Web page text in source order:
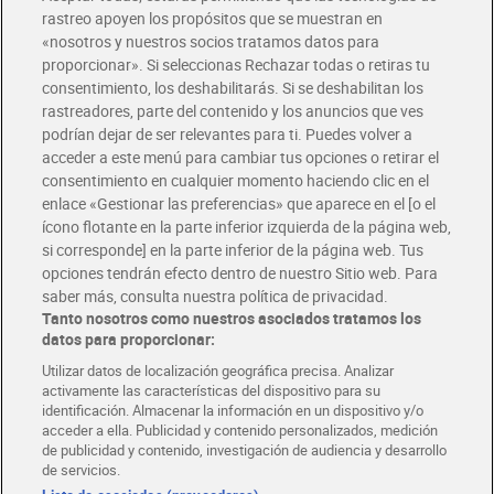
Glovo y Uber Eats
Solicita tu factura de Glovo o Uber Eats
Únete al CLUB Dia
Disfruta las ventajas y ofertas exclusivas.
Descárgate la APP Dia
Folletos y Tiendas
Descubre las mejores ofertas y busca tu tienda más cercana
Tarjeta MaX Dia
Te devuelve hasta 8€/mes de tus compras.
¡Solicita tu tarjeta de crédito aquí!
COMER MEJOR CADA DIA
COLABORA CON DIA ABRE TU TIENDA DIA CORPORATE
rastreo apoyen los propósitos que se muestran en
«nosotros y nuestros socios tratamos datos para
proporcionar». Si seleccionas Rechazar todas o retiras tu
consentimiento, los deshabilitarás. Si se deshabilitan los
rastreadores, parte del contenido y los anuncios que ves
podrían dejar de ser relevantes para ti. Puedes volver a
acceder a este menú para cambiar tus opciones o retirar el
consentimiento en cualquier momento haciendo clic en el
enlace «Gestionar las preferencias» que aparece en el [o el
ícono flotante en la parte inferior izquierda de la página web,
si corresponde] en la parte inferior de la página web. Tus
opciones tendrán efecto dentro de nuestro Sitio web. Para
saber más, consulta nuestra política de privacidad.
Tanto nosotros como nuestros asociados tratamos los
datos para proporcionar:
Utilizar datos de localización geográfica precisa. Analizar
activamente las características del dispositivo para su
identificación. Almacenar la información en un dispositivo y/o
acceder a ella. Publicidad y contenido personalizados, medición
de publicidad y contenido, investigación de audiencia y desarrollo
de servicios.